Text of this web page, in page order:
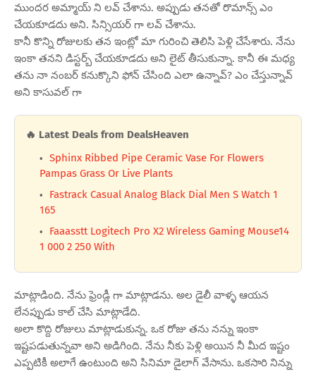
ముందర అమ్మాయ్ ని లవ్ చేశాను. అప్పుడు తనతో రొమాన్స్ ఎం
చేయకూడదు అని. సిన్సియర్ గా లవ్ చేశాను.
కానీ కొన్ని రోజులకు తన ఇంట్లో మా గురించి తెలిసి పెళ్లి చేసేశారు. నేను
ఇంకా తనని డిస్టర్బ్ చేయకూడదు అని లైట్ తీసుకున్నా. కానీ ఈ మధ్య
తను నా నంబర్ కనుక్కొని ఫోన్ చేసింది ఎలా ఉన్నావ్? ఎం చేస్తున్నావ్
అని కాసువల్ గా
🔥 Latest Deals from DealsHeaven
Sphinx Ribbed Pipe Ceramic Vase For Flowers
Pampas Grass Or Live Plants
Fastrack Casual Analog Black Dial Men S Watch 1
165
Faaasstt Logitech Pro X2 Wireless Gaming Mouse14
1 000 2 250 With
మాట్లాడింది. నేను ఫ్రెండ్లీ గా మాట్లాడను. అల డైలీ వాళ్ళ ఆయన
లేనప్పుడు కాల్ చేసి మాట్లాడేది.
అలా కొద్ది రోజులు మాట్లాడుకున్న. ఒక రోజు తను నన్ను ఇంకా
ఇష్టపడుతున్నవా అని అడిగింది. నేను నీకు పెళ్లి అయిన నీ మీద ఇష్టం
ఎప్పటికీ అలాగే ఉంటుంది అని సినిమా డైలాగ్ వేసాను. ఒకసారి నిన్ను